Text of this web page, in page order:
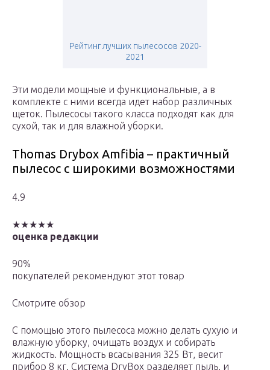
Рейтинг лучших пылесосов 2020-
2021
Эти модели мощные и функциональные, а в
комплекте с ними всегда идет набор различных
щеток. Пылесосы такого класса подходят как для
сухой, так и для влажной уборки.
Thomas Drybox Amfibia – практичный
пылесос с широкими возможностями
4.9
★★★★★
оценка редакции
90%
покупателей рекомендуют этот товар
Смотрите обзор
С помощью этого пылесоса можно делать сухую и
влажную уборку, очищать воздух и собирать
жидкость. Мощность всасывания 325 Вт, весит
прибор 8 кг. Система DryBox разделяет пыль, и